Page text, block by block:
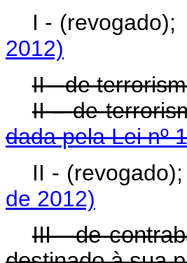
I -
2012)
II - de
II – de
dada pela Lei nº
II -
de 2012)
III - de